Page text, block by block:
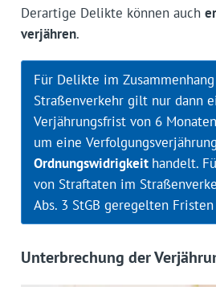
Derartige Delikte können auch
verjähren.
Für Delikte im
Straßenverkehr gilt nur dann
Verjährungsfrist von 6
um eine
Ordnungswidrigkeit handelt.
von Straftaten im
Abs. 3 StGB geregelten
Unterbrechung der